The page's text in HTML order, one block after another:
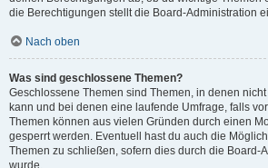
die Berechtigungen stellt die Board-Administration
Nach oben
Was sind geschlossene Themen?
Geschlossene Themen sind Themen, in denen
kann und bei denen eine laufende Umfrage, falls
Themen können aus vielen Gründen durch einen
gesperrt werden. Eventuell hast du auch die
Themen zu schließen, sofern dies durch die Board-
wurde.